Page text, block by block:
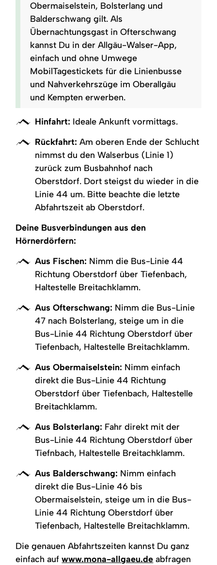
Obermaiselstein, Bolsterlang und
Balderschwang gilt. Als
Übernachtungsgast in Ofterschwang
kannst Du in der Allgäu-Walser-App,
einfach und ohne Umwege
MobilTagestickets für die Linienbusse
und Nahverkehrszüge im Oberallgäu
und Kempten erwerben.
Hinfahrt: Ideale Ankunft vormittags.
Rückfahrt: Am oberen Ende der Schlucht
nimmst du den Walserbus (Linie 1)
zurück zum Busbahnhof nach
Oberstdorf. Dort steigst du wieder in die
Linie 44 um. Bitte beachte die letzte
Abfahrtszeit ab Oberstdorf.
Deine Busverbindungen aus den
Hörnerdörfern:
Aus Fischen: Nimm die Bus-Linie 44
Richtung Oberstdorf über Tiefenbach,
Haltestelle Breitachklamm.
Aus Ofterschwang: Nimm die Bus-Linie
47 nach Bolsterlang, steige um in die
Bus-Linie 44 Richtung Oberstdorf über
Tiefenbach, Haltestelle Breitachklamm.
Aus Obermaiselstein: Nimm einfach
direkt die Bus-Linie 44 Richtung
Oberstdorf über Tiefenbach, Haltestelle
Breitachklamm.
Aus Bolsterlang: Fahr direkt mit der
Bus-Linie 44 Richtung Oberstdorf über
Tiefnbach, Haltestelle Breitachklamm.
Aus Balderschwang: Nimm einfach
direkt die Bus-Linie 46 bis
Obermaiselstein, steige um in die Bus-
Linie 44 Richtung Oberstdorf über
Tiefenbach, Haltestelle Breitachklamm.
Die genauen Abfahrtszeiten kannst Du ganz
einfach aufwww.mona-allgaeu.de abfragen